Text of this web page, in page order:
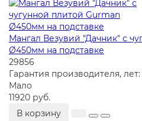
Мангал Везувий "Дачник" с
Ø450мм на подставке
29856
Гарантия производителя, лет:
Мало
11920 руб.
В корзину